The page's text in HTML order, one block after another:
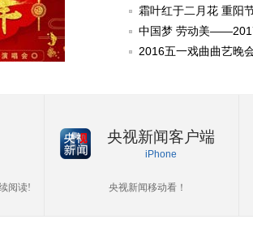
霜叶红于二月花 重阳
中国梦 劳动美
2016五一戏曲曲艺晚
阅读!
央视新闻客户端
iPhone
央视新闻移动看！